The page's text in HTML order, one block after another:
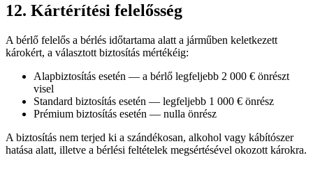
12. Kártérítési felelősség
A bérlő felelős a bérlés időtartama alatt a járműben keletkezett
károkért, a választott biztosítás mértékéig:
Alapbiztosítás esetén — a bérlő legfeljebb 2 000 € önrészt
visel
Standard biztosítás esetén — legfeljebb 1 000 € önrész
Prémium biztosítás esetén — nulla önrész
A biztosítás nem terjed ki a szándékosan, alkohol vagy kábítószer
hatása alatt, illetve a bérlési feltételek megsértésével okozott károkra.